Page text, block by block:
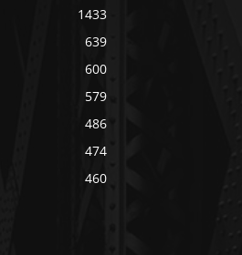
1433
639
600
579
486
474
460
Mr wAIste